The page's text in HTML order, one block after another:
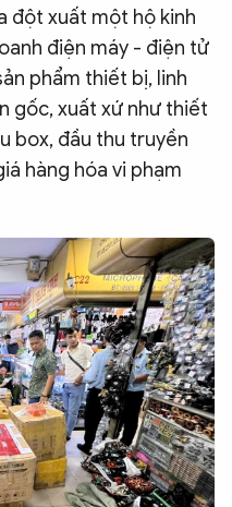
Podcast
Công an
đột xuất một hộ kinh
điện máy - điện tử
phẩm thiết bị, linh
gốc, xuất xứ như thiết
box, đầu thu truyền
hàng hóa vi phạm